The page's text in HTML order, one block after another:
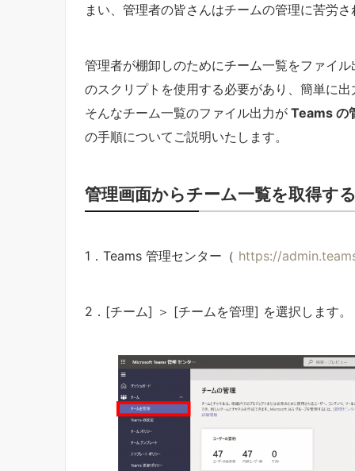
まい、管理者の皆さんはチームの管理に苦労
管理者が棚卸しのためにチーム一覧をファイ
のスクリプトを使用する必要があり、簡単に
そんなチーム一覧のファイル出力が Teams の
の手順についてご説明いたします。
管理画面からチーム一覧を取得す
1．Teams 管理センター（ https://
2．[チーム] ＞ [チームを管理] を選択します。